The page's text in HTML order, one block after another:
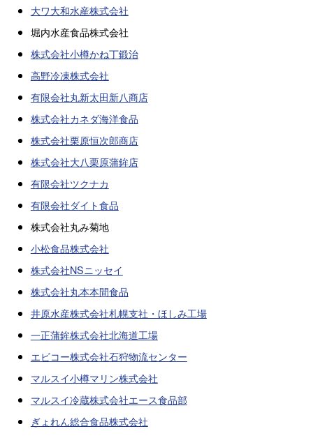
大ワ大和水産株式会社
堀内水産食品株式会社
株式会社小樽かね丁鍛治
高野冷凍株式会社
有限会社丸新太田新八商店
株式会社カネダ海洋食品
株式会社栗原恒次郎商店
株式会社大八栗原蒲鉾店
有限会社ツクナカ
有限会社ダイト食品
株式会社丸み菊地
小松食品株式会社
株式会社NSニッセイ
株式会社丸本本間食品
井原水産株式会社札幌支社・ほしみ工場
一正蒲鉾株式会社北海道工場
エビコー株式会社石狩物流センター
マルスイ小樽マリン株式会社
マルスイ冷蔵株式会社エース食品部
ぎょれん総合食品株式会社